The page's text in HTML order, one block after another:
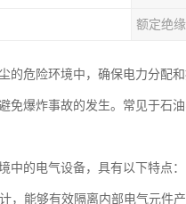
额定绝
的危险环境中，确保电力分配
免爆炸事故的发生。常见于石
中的电气设备，具有以下特点：
，能够有效隔离内部电气元件